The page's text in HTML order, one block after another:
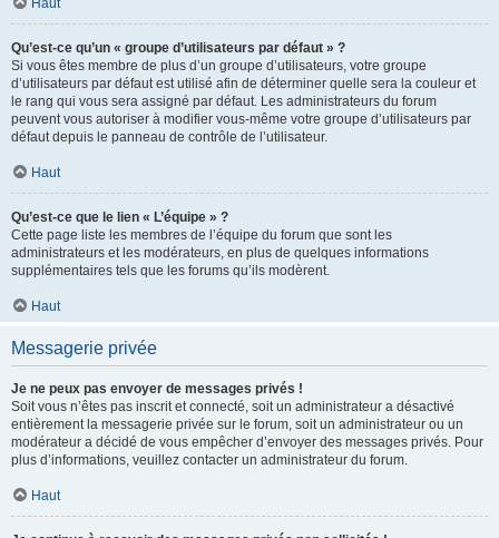
Haut
Qu’est-ce qu’un « groupe d’utilisateurs par défaut » ?
Si vous êtes membre de plus d’un groupe d’utilisateurs, votre groupe
d’utilisateurs par défaut est utilisé afin de déterminer quelle sera la couleur et
le rang qui vous sera assigné par défaut. Les administrateurs du forum
peuvent vous autoriser à modifier vous-même votre groupe d’utilisateurs par
défaut depuis le panneau de contrôle de l’utilisateur.
Haut
Qu’est-ce que le lien « L’équipe » ?
Cette page liste les membres de l’équipe du forum que sont les
administrateurs et les modérateurs, en plus de quelques informations
supplémentaires tels que les forums qu’ils modèrent.
Haut
Messagerie privée
Je ne peux pas envoyer de messages privés !
Soit vous n’êtes pas inscrit et connecté, soit un administrateur a désactivé
entièrement la messagerie privée sur le forum, soit un administrateur ou un
modérateur a décidé de vous empêcher d’envoyer des messages privés. Pour
plus d’informations, veuillez contacter un administrateur du forum.
Haut